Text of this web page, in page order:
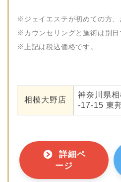
※ジェイエステが初めての方、
※カウンセリングと施術は別日
※上記は税込価格です。
相模大野店
神奈川県
-17-15 東
詳細ペ
ージ